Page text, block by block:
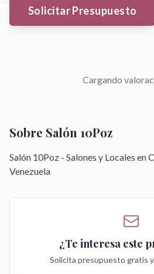
Solicitar Presupuesto
Cargando
Sobre Salón 10Poz
Salón 10Poz - Salones y Locales en
Venezuela
¿Te interesa este
Solicita presupuesto gratis